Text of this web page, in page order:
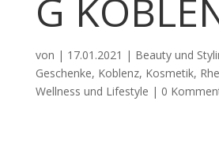
G
von | 17.01.2021 | Beauty und
Geschenke, Koblenz, Kosmetik,
Wellness und Lifestyle | 0